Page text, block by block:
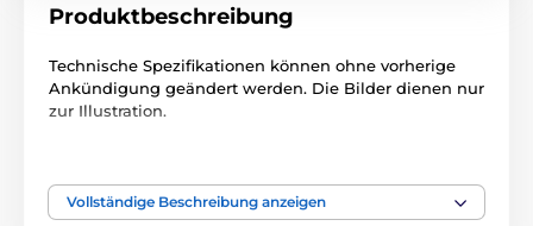
Produktbeschreibung
Technische Spezifikationen können ohne vorherige
Ankündigung geändert werden. Die Bilder dienen nur
zur Illustration.
Das Produkt ist in Kategorien eingeteilt
Vollständige Beschreibung anzeigen